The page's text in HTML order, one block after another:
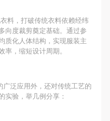
料‌，打破传统衣料依赖经纬
向度裁剪奠定基础。通过参
质化人体结构，实现服装主
，缩短设计周期。
泛应用外，还对传统工艺的
实验，举几例分享：
由乙方承担。
作品无需支付甲方任何
双方友好协商后可作为
由乙方承担。
作品无需支付甲方任何
双方友好协商后可作为
由乙方承担。
作品无需支付甲方任何
双方友好协商后可作为